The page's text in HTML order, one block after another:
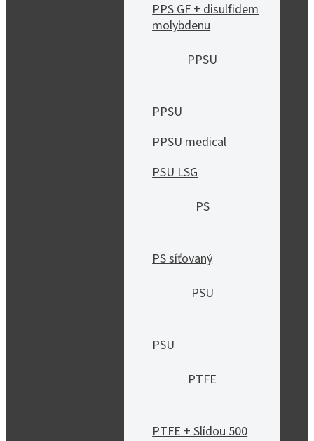
PPS GF + disulfidem
molybdenu
PPSU
PPSU
PPSU medical
PSU LSG
PS
PS síťovaný
PSU
PSU
PTFE
PTFE + Slídou 500